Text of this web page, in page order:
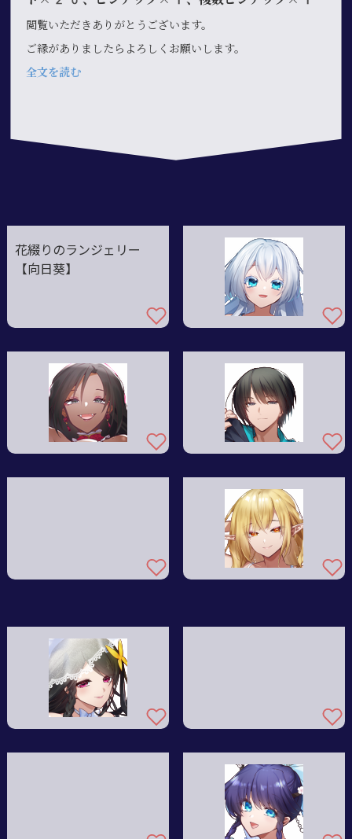
閲覧いただきありがとうございます。
ご縁がありましたらよろしくお願いします。
全文を読む
花綴りのランジェリー
【向日葵】